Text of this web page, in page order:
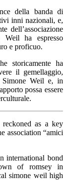
della banda di
inni nazionali, e,
dell’associazione
ha espresso
e proficuo.
storicamente ha
il gemellaggio,
Weil e, in
possa essere
reckoned as a key
association “amici
international bond
of romsey in
simone weil high